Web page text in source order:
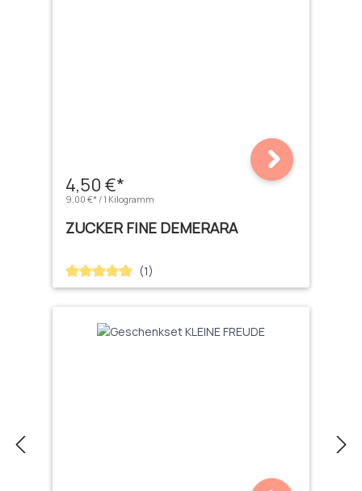
4,50 €*
9,00 €* / 1 Kilogramm
ZUCKER FINE DEMERARA
Durchschnittliche Bewertung von 5 von 5 Sternen
(1)